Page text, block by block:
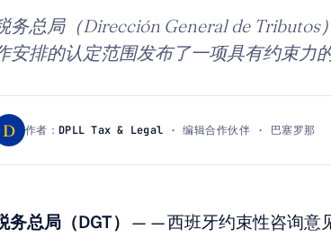
务总局（Dirección General de
安排的认定范围发布了一项具有约束力的
D 作者： DPLL Tax & Legal · 编辑合作伙伴 · 巴塞罗那
务总局（DGT） ——西班牙约束性咨询意